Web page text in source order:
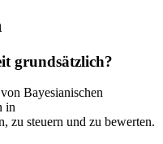
grundsätzlich?
Bayesianischen
in
zu steuern und zu bewerten.